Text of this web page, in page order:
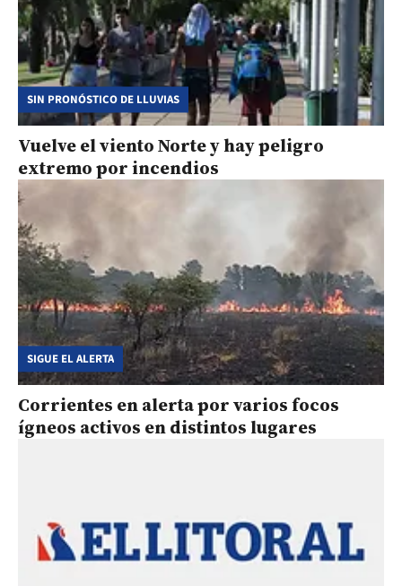
SIN PRONÓSTICO DE LLUVIAS
Vuelve el viento Norte y hay peligro
extremo por incendios
SIGUE EL ALERTA
Corrientes en alerta por varios focos
ígneos activos en distintos lugares